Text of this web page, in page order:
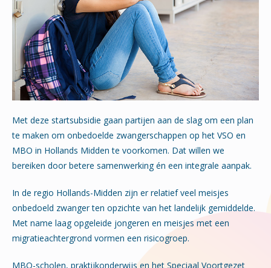
Met deze startsubsidie gaan partijen aan de slag om een plan
te maken om onbedoelde zwangerschappen op het VSO en
MBO in Hollands Midden te voorkomen. Dat willen we
bereiken door betere samenwerking én een integrale aanpak.
In de regio Hollands-Midden zijn er relatief veel meisjes
onbedoeld zwanger ten opzichte van het landelijk gemiddelde.
Met name laag opgeleide jongeren en meisjes met een
migratieachtergrond vormen een risicogroep.
MBO-scholen, praktijkonderwijs en het Speciaal Voortgezet